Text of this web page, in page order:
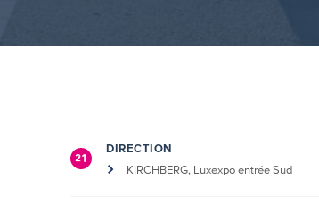
21
DIRECTION
KIRCHBERG, Luxexpo entrée Sud